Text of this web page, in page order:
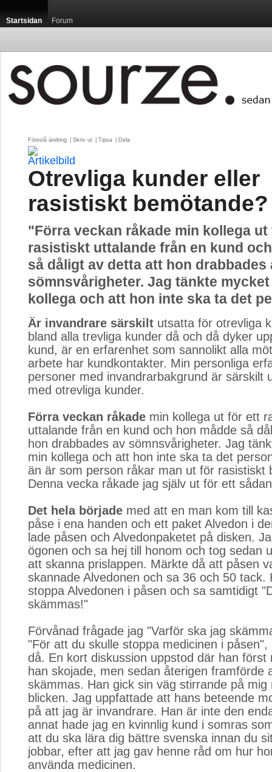
Startsidan Forum
Föreslå ändring Skriv ut Tipsa Dela
Otrevliga kunder eller
rasistiskt bemötande?
"Förra veckan råkade min kollega
rasistiskt uttalande från en kund
så dåligt av detta att hon drabbades
sömnsvårigheter. Jag tänkte
kollega och att hon inte ska ta det
Är invandrare särskilt utsatta för otrevliga
bland alla trevliga kunder då och då dyker
kund, är en erfarenhet som sannolikt alla
arbete har kundkontakter. Min personliga
personer med invandrarbakgrund är särskilt
med otrevliga kunder.
Förra veckan råkade min kollega ut för ett
uttalande från en kund och hon mådde så
hon drabbades av sömnsvårigheter. Jag
min kollega och att hon inte ska ta det
än är som person råkar man ut för rasistiskt
Denna vecka råkade jag själv ut för ett
Det hela började med att en man kom till
påse i ena handen och ett paket Alvedon i
lade påsen och Alvedonpaketet på disken.
ögonen och sa hej till honom och tog sedan
att skanna prislappen. Märkte då att påsen
skannade Alvedonen och sa 36 och 50 tack.
stoppa Alvedonen i påsen och sa samtidigt
skämmas!"
Förvånad frågade jag "Varför ska jag
"För att du skulle stoppa medicinen i påsen",
då. En kort diskussion uppstod där han först
han skojade, men sedan återigen framförde
skämmas. Han gick sin väg stirrande på mig
blicken. Jag uppfattade att hans beteende
på att jag är invandrare. Han är inte den
annat hade jag en kvinnlig kund i somras
att du ska lära dig bättre svenska innan du
jobbar, efter att jag gav henne råd om hur
använda medicinen.